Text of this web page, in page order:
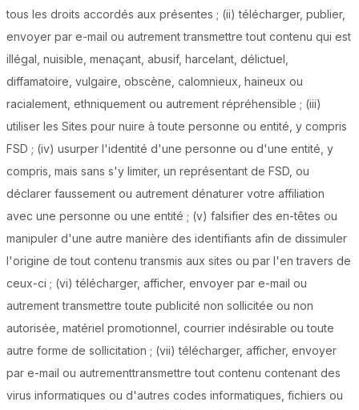
tous les droits accordés aux présentes ; (ii) télécharger, publier,
envoyer par e-mail ou autrement transmettre tout contenu qui est
illégal, nuisible, menaçant, abusif, harcelant, délictuel,
diffamatoire, vulgaire, obscène, calomnieux, haineux ou
racialement, ethniquement ou autrement répréhensible ; (iii)
utiliser les Sites pour nuire à toute personne ou entité, y compris
FSD ; (iv) usurper l'identité d'une personne ou d'une entité, y
compris, mais sans s'y limiter, un représentant de FSD, ou
déclarer faussement ou autrement dénaturer votre affiliation
avec une personne ou une entité ; (v) falsifier des en-têtes ou
manipuler d'une autre manière des identifiants afin de dissimuler
l'origine de tout contenu transmis aux sites ou par l'en travers de
ceux-ci ; (vi) télécharger, afficher, envoyer par e-mail ou
autrement transmettre toute publicité non sollicitée ou non
autorisée, matériel promotionnel, courrier indésirable ou toute
autre forme de sollicitation ; (vii) télécharger, afficher, envoyer
par e-mail ou autrementtransmettre tout contenu contenant des
virus informatiques ou d'autres codes informatiques, fichiers ou